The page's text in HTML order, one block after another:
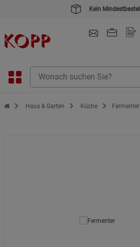
Zur Startseite des Kopp Verlag Online-Shop
Haus & Garten Küche Fermenter